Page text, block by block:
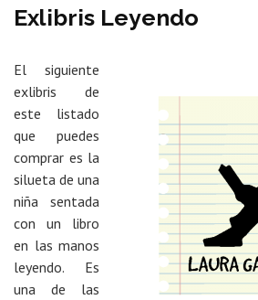
Exlibris Leyendo
El siguiente
exlibris de
este listado
que puedes
comprar es la
silueta de una
niña sentada
con un libro
en las manos
leyendo. Es
una de las